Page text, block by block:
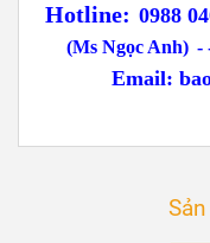
Hotline: 0988
(Ms Ngọc Anh) -
Email: